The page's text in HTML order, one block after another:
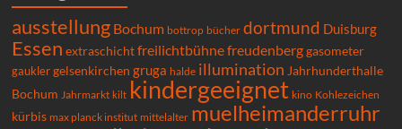
ausstellung Bochum bottrop bücher dortmund Duisburg
Essen extraschicht freilichtbühnefreudenberg gasometer
gaukler gelsenkirchen gruga halde illumination Jahrhunderthalle
Bochum Jahrmarkt kilt kindergeeignet kino Kohlezeichen
kürbis max planck institut mittelalter muelheimanderruhr